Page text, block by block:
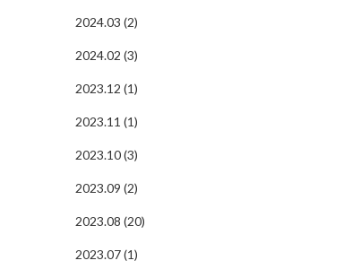
2024.03 (2)
2024.02 (3)
2023.12 (1)
2023.11 (1)
2023.10 (3)
2023.09 (2)
2023.08 (20)
2023.07 (1)